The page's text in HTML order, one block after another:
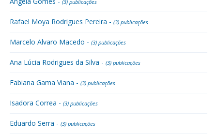
(3) publicações
Rafael Moya Rodrigues Pereira - (3) publicações
Marcelo Alvaro Macedo - (3) publicações
Ana Lúcia Rodrigues da Silva - (3) publicações
Fabiana Gama Viana - (3) publicações
Isadora Correa - (3) publicações
Eduardo Serra - (3) publicações